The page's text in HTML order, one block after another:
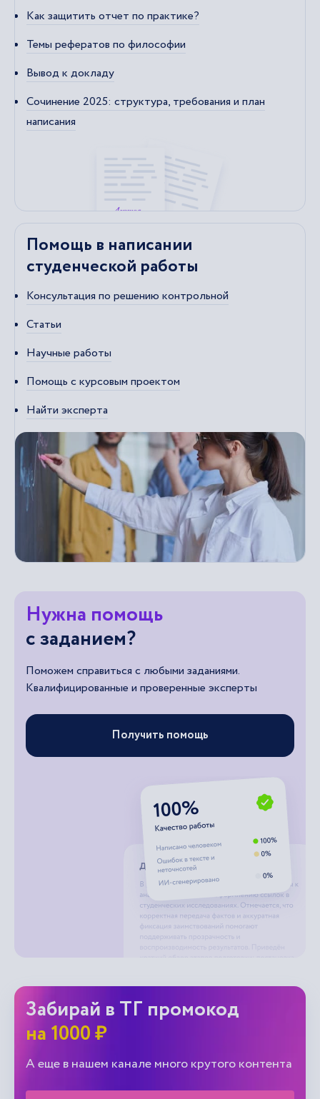
Как защитить отчет по практике?
Темы рефератов по философии
Вывод к докладу
Сочинение 2025: структура, требования и план
написания
Помощь в написании
студенческой работы
Консультация по решению контрольной
Статьи
Научные работы
Помощь с курсовым проектом
Найти эксперта
Нужна помощь
с заданием?
Поможем справиться с любыми заданиями.
Квалифицированные и проверенные эксперты
Получить помощь
Забирай в ТГ промокод
на 1000 ₽
А еще в нашем канале много крутого контента